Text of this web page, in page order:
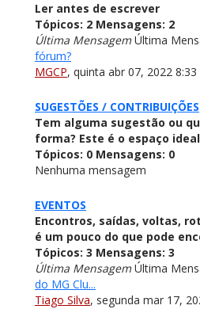
FÓRUM
MARCA
Ler antes de escrever
Tópicos: 2 Mensagens: 2
Última MensagemÚltima
fórum?
MGCP, quinta abr 07, 2022 8:33
SUGESTÕES / CONTRIBUIÇÕES
Tem alguma sugestão ou
forma? Este é o espaço
Tópicos: 0 Mensagens: 0
Nenhuma mensagem
EVENTOS
Encontros, saídas, voltas,
é um pouco do que pode
Tópicos: 3 Mensagens: 3
Última MensagemÚltima
do MG Clu...
Tiago Silva, segunda mar 17,